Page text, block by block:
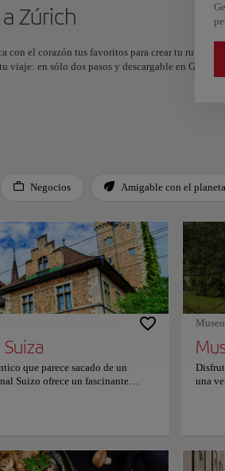
Zúrich
con el corazón tus favoritos para crear tu ruta y
viaje: en sólo dos pasos y descargable en Google
Negocios Amigable con el planeta
que parece sacado de un
Suizo ofrece un fascinante
artefactos prehistóricos hasta
exposiciones detalladas
una